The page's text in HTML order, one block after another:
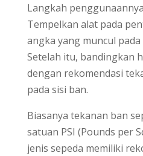
Langkah
Tempelkan alat pada
angka yang muncul
Setelah itu, bandingkan
dengan rekomendasi
pada sisi ban.
Biasanya tekanan ban
satuan PSI (Pounds per
jenis sepeda memiliki